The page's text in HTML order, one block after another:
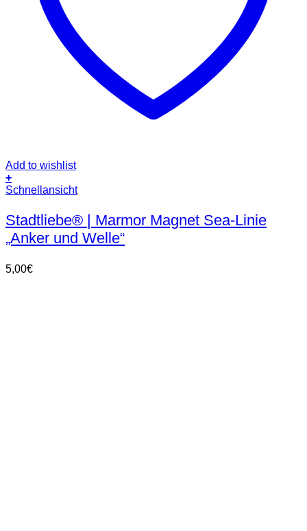
Add to wishlist
+
Schnellansicht
Stadtliebe® | Marmor Magnet Sea-Linie
„Anker und Welle“
5,00€